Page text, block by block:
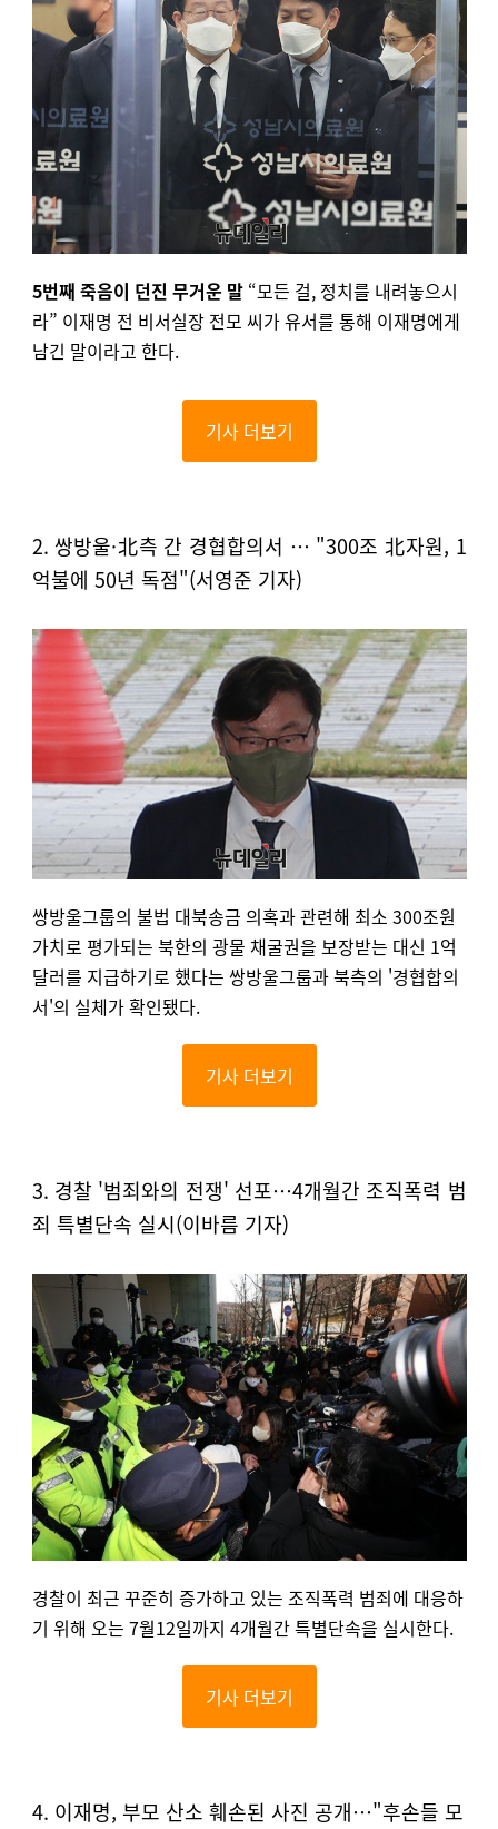
5번째 죽음이 던진 무거운 말 “모든 걸, 정치를 내려놓으시
라” 이재명 전 비서실장 전모 씨가 유서를 통해 이재명에게
남긴 말이라고 한다.
기사 더보기
2. 쌍방울·北측 간 경협합의서 … "300조 北자원, 1
억불에 50년 독점"(서영준 기자)
쌍방울그룹의 불법 대북송금 의혹과 관련해 최소 300조원
가치로 평가되는 북한의 광물 채굴권을 보장받는 대신 1억
달러를 지급하기로 했다는 쌍방울그룹과 북측의 '경협합의
서'의 실체가 확인됐다.
기사 더보기
3. 경찰 '범죄와의 전쟁' 선포…4개월간 조직폭력 범
죄 특별단속 실시(이바름 기자)
경찰이 최근 꾸준히 증가하고 있는 조직폭력 범죄에 대응하
기 위해 오는 7월12일까지 4개월간 특별단속을 실시한다.
기사 더보기
4. 이재명, 부모 산소 훼손된 사진 공개…"후손들 모